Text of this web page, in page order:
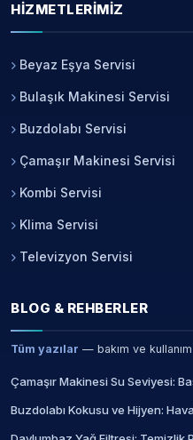
HIZMETLERIMIZ
Beyaz Eşya Servisi
Bulaşık Makinesi Servisi
Buzdolabı Servisi
Çamaşır Makinesi Servisi
Kombi Servisi
Klima Servisi
Televizyon Servisi
BLOG & REHBERLER
Tüm yazılar — bakım ve kullanım
Çamaşır Makinesi Su Seviyesi:
Buzdolabı Kokusu ve Hijyen: